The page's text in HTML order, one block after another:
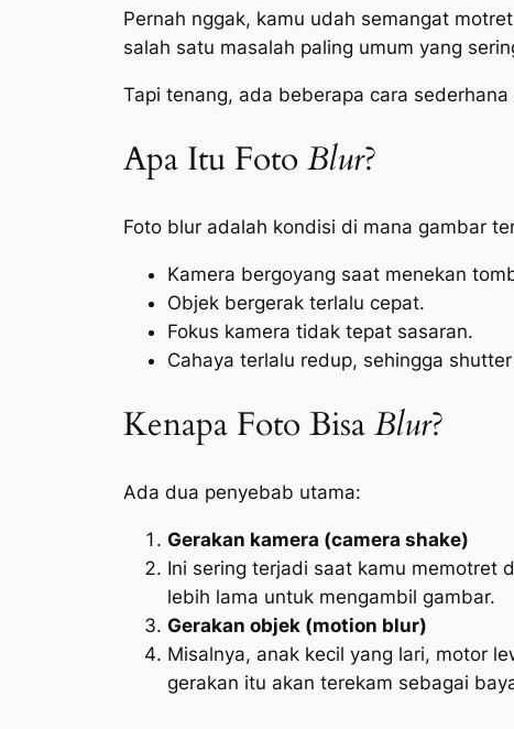
Pernah nggak, kamu udah semangat
salah satu masalah paling umum yang
Tapi tenang, ada beberapa cara
Apa Itu Foto Blur?
Foto blur adalah kondisi di mana gambar
Kamera bergoyang saat menekan
Objek bergerak terlalu cepat.
Fokus kamera tidak tepat sasaran.
Cahaya terlalu redup, sehingga
Kenapa Foto Bisa Blur?
Ada dua penyebab utama:
Gerakan kamera (camera shake)
Ini sering terjadi saat kamu memotret
lebih lama untuk mengambil gambar.
Gerakan objek (motion blur)
Misalnya, anak kecil yang lari, motor
gerakan itu akan terekam sebagai